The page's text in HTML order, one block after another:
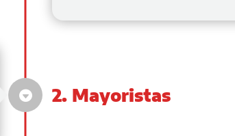
2. Mayoristas